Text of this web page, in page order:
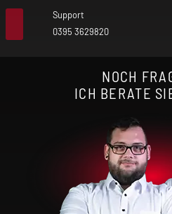
Support
0395 3629820
NOCH
ICH BERATE